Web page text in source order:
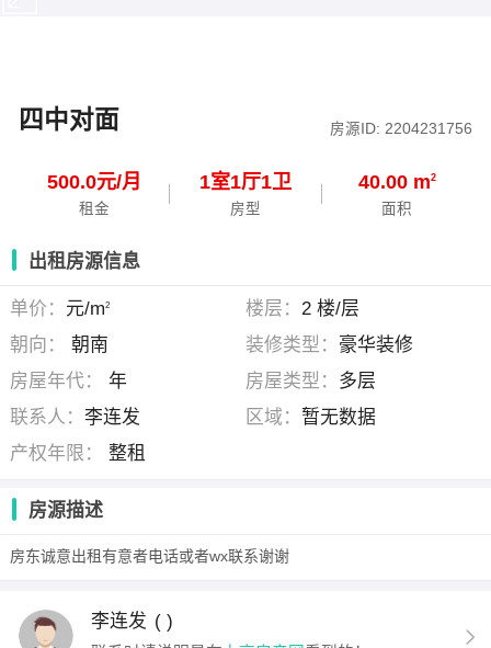
四中对面 房源ID: 2204231756
500.0元/月
租金
1室1厅1卫
房型
40.00 m2
面积
出租房源信息
单价： 元/m2 楼层： 2 楼/层
朝向：
朝南 装修类型： 豪华装修
房屋年代：
年 房屋类型： 多层
联系人：李连发 区域： 暂无数据
产权年限：
整租
房源描述
房东诚意出租有意者电话或者wx联系谢谢
李连发 ( )